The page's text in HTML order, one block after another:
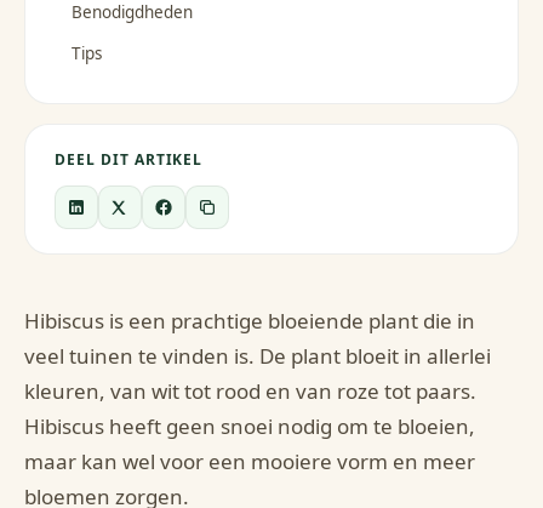
Benodigdheden
Tips
DEEL DIT ARTIKEL
Hibiscus is een prachtige bloeiende plant die in
veel tuinen te vinden is. De plant bloeit in allerlei
kleuren, van wit tot rood en van roze tot paars.
Hibiscus heeft geen snoei nodig om te bloeien,
maar kan wel voor een mooiere vorm en meer
bloemen zorgen.